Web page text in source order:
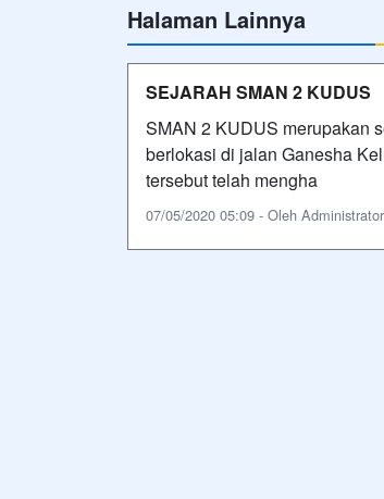
Halaman Lainnya
SEJARAH SMAN 2 KUDUS
SMAN 2 KUDUS merupakan
berlokasi di jalan Ganesha
tersebut telah mengha
07/05/2020 05:09 - Oleh